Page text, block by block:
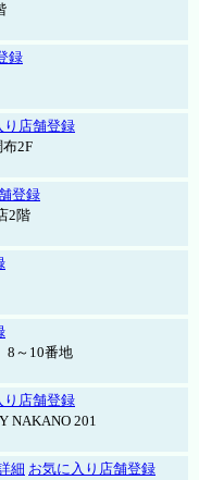
録
り店舗登録
2F
登録
2階
8～10番地
り店舗登録
NAKANO 201
細 お気に入り店舗登録